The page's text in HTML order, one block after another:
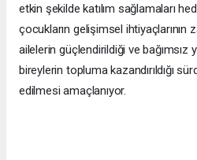
etkin şekilde katılım sağlamaları
çocukların gelişimsel ihtiyaçlarının
ailelerin güçlendirildiği ve bağımsız
bireylerin topluma kazandırıldığı
edilmesi amaçlanıyor.